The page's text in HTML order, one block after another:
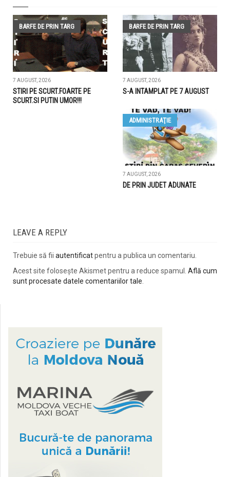
BARFE DE PRIN TARG
7 AUGUST, 2026
STIRI PE SCURT.FOARTE PE
SCURT.SI PUTIN UMOR!!!
BARFE DE PRIN TARG
7 AUGUST, 2026
S-A INTAMPLAT PE 7 AUGUST
ADMINISTRAŢIE
7 AUGUST, 2026
DE PRIN JUDET ADUNATE
LEAVE A REPLY
Trebuie să fii autentificatpentru a publica un comentariu.
Acest site folosește Akismet pentru a reduce spamul. Află cum
sunt procesate datele comentariilor tale